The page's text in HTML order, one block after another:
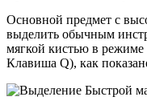
Основной предмет с
выделить обычным
мягкой кистью в режиме
Клавиша Q), как